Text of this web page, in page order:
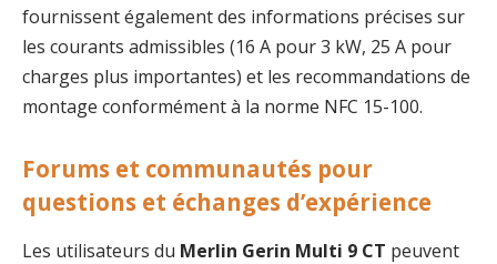
fournissent également des informations précises sur
les courants admissibles (16 A pour 3 kW, 25 A pour
charges plus importantes) et les recommandations de
montage conformément à la norme NFC 15-100.
Forums et communautés pour
questions et échanges d’expérience
Les utilisateurs du Merlin Gerin Multi 9 CT peuvent